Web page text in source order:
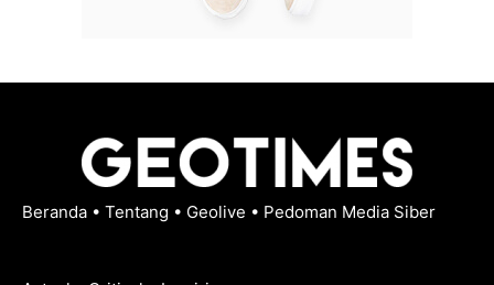
Beranda • Tentang • Geolive • Pedoman Media Siber